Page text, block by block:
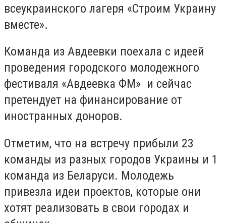
всеукраинского лагеря «Строим Украину
вместе».
Команда из Авдеевки поехала с идеей
проведения городского молодежного
фестиваля «Авдеевка ФМ» и сейчас
претендует на финансирование от
иностранных доноров.
Отметим, что на встречу прибыли 23
команды из разных городов Украины и 1
команда из Беларуси. Молодежь
привезла идеи проектов, которые они
хотят реализовать в свои городах и